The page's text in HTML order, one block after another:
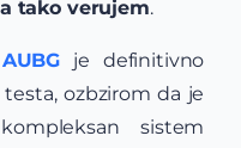
tako verujem.
AUBG je definitivno
ozbzirom da je
sistem